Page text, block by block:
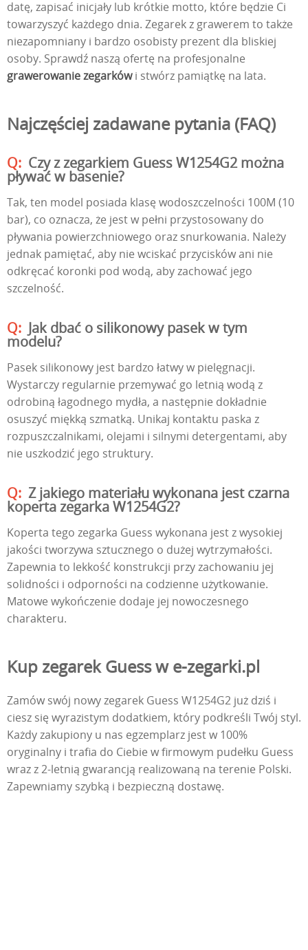
datę, zapisać inicjały lub krótkie motto, które będzie Ci
towarzyszyć każdego dnia. Zegarek z grawerem to także
niezapomniany i bardzo osobisty prezent dla bliskiej
osoby. Sprawdź naszą ofertę na profesjonalne
grawerowanie zegarkówi stwórz pamiątkę na lata.
Najczęściej zadawane pytania (FAQ)
Czy z zegarkiem Guess W1254G2 można
pływać w basenie?
Tak, ten model posiada klasę wodoszczelności 100M (10
bar), co oznacza, że jest w pełni przystosowany do
pływania powierzchniowego oraz snurkowania. Należy
jednak pamiętać, aby nie wciskać przycisków ani nie
odkręcać koronki pod wodą, aby zachować jego
szczelność.
Jak dbać o silikonowy pasek w tym
modelu?
Pasek silikonowy jest bardzo łatwy w pielęgnacji.
Wystarczy regularnie przemywać go letnią wodą z
odrobiną łagodnego mydła, a następnie dokładnie
osuszyć miękką szmatką. Unikaj kontaktu paska z
rozpuszczalnikami, olejami i silnymi detergentami, aby
nie uszkodzić jego struktury.
Z jakiego materiału wykonana jest czarna
koperta zegarka W1254G2?
Koperta tego zegarka Guess wykonana jest z wysokiej
jakości tworzywa sztucznego o dużej wytrzymałości.
Zapewnia to lekkość konstrukcji przy zachowaniu jej
solidności i odporności na codzienne użytkowanie.
Matowe wykończenie dodaje jej nowoczesnego
charakteru.
Kup zegarek Guess w e-zegarki.pl
Zamów swój nowy zegarek Guess W1254G2 już dziś i
ciesz się wyrazistym dodatkiem, który podkreśli Twój styl.
Każdy zakupiony u nas egzemplarz jest w 100%
oryginalny i trafia do Ciebie w firmowym pudełku Guess
wraz z 2-letnią gwarancją realizowaną na terenie Polski.
Zapewniamy szybką i bezpieczną dostawę.